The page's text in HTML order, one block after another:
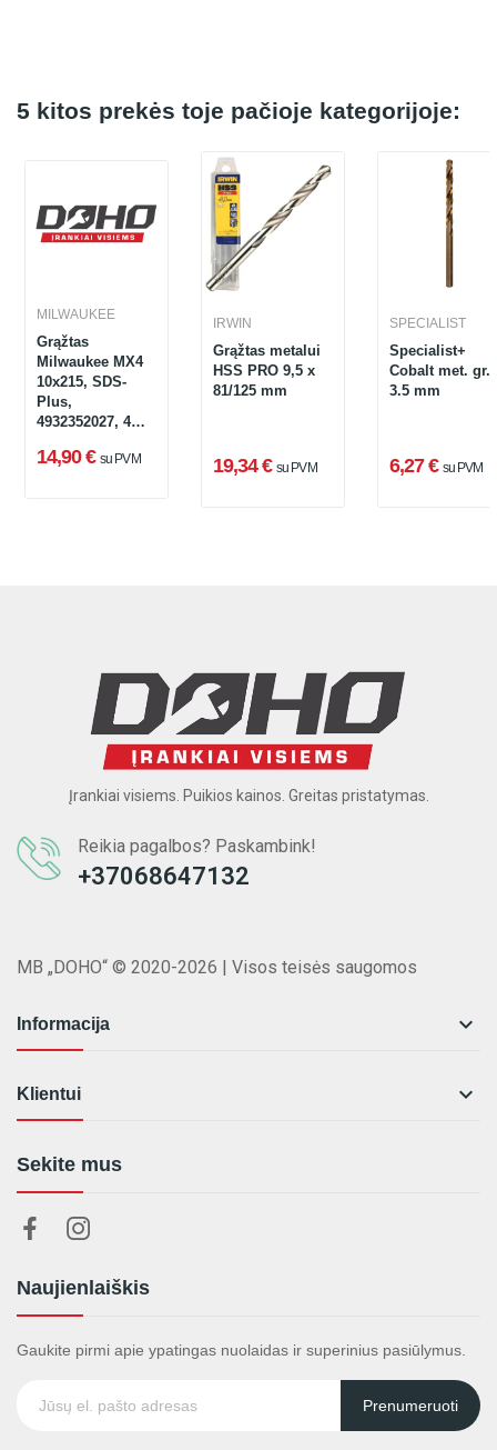
5 kitos prekės toje pačioje kategorijoje:
MILWAUKEE
Grąžtas
Milwaukee MX4
10x215, SDS-
Plus,
4932352027, 4
14,90 € su PVM
IRWIN
Grąžtas metalui
HSS PRO 9,5 x
81/125 mm
19,34 € su PVM
SPECIALIST
Specialist+
Cobalt met. gr.
3.5 mm
6,27 € su PVM
Įrankiai visiems. Puikios kainos. Greitas pristatymas.
Reikia pagalbos? Paskambink!
+37068647132
MB „DOHO“ © 2020-2026 | Visos teisės saugomos
Informacija 
Klientui 
Sekite mus
Naujienlaiškis
Gaukite pirmi apie ypatingas nuolaidas ir superinius pasiūlymus.
Prenumeruoti